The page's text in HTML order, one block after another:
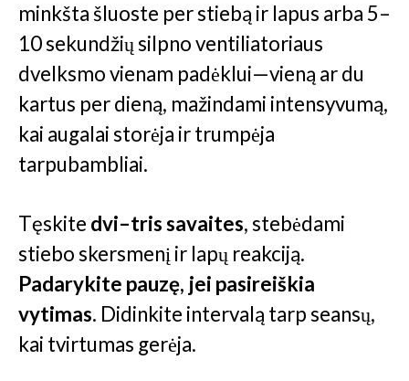
minkšta šluoste per stiebą ir lapus arba 5–
10 sekundžių silpno ventiliatoriaus
dvelksmo vienam padėklui—vieną ar du
kartus per dieną, mažindami intensyvumą,
kai augalai storėja ir trumpėja
tarpubambliai.
Tęskite dvi–tris savaites, stebėdami
stiebo skersmenį ir lapų reakciją.
Padarykite pauzę, jei pasireiškia
vytimas. Didinkite intervalą tarp seansų,
kai tvirtumas gerėja.